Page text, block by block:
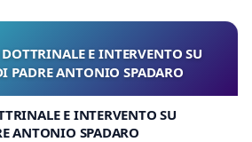
E INTERVENTO SU
PADRE ANTONIO SPADARO
E INTERVENTO SU
ANTONIO SPADARO